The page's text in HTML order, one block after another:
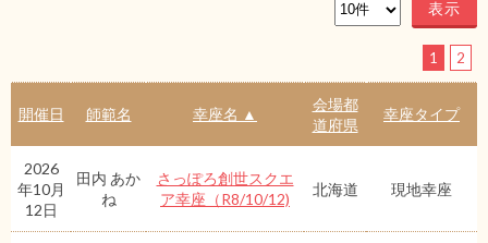
1 2
開催日 師範名 幸座名 ▲
会場都
道府県
幸座タイプ
2026
年10月
12日
田内 あか
ね
さっぽろ創世スクエ
ア幸座（R8/10/12)
北海道 現地幸座